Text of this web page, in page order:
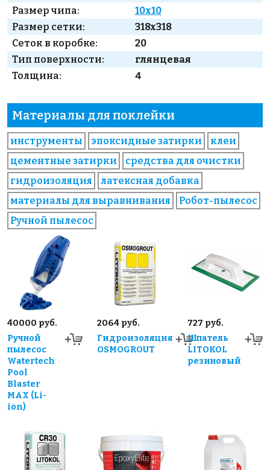
Размер чипа:
10x10
Размер сетки:
318x318
Сеток в коробке:
20
Тип поверхности:
глянцевая
Толщина:
4
Материалы для поклейки
инструменты эпоксидные затирки
клеи
цементные затирки
средства для очистки
гидроизоляция
латексная добавка
материалы для выравнивания
Робот-пылесос
Ручной пылесос
40000 руб.
Ручной
пылесос
Watertech
Pool
Blaster
MAX (Li-
ion)
2064 руб.
Гидроизоляция
OSMOGROUT
727 руб.
Шпатель
LITOKOL
резиновый